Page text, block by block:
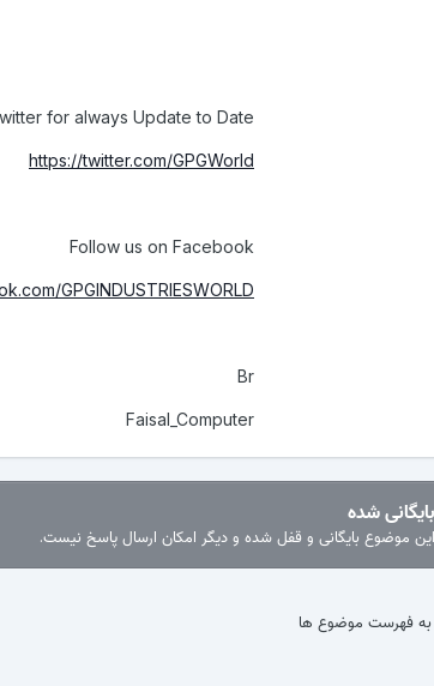
for always Update to Date:
https://twitter.com/GPGWorld
Follow us on Facebook
GPGINDUSTRIESWORLD
Br
Faisal_Computer
بایگانی شده
این موضوع بایگانی و قفل شده و دیگر امکان ارسال پاسخ نیست.
به فهرست موضوع ها